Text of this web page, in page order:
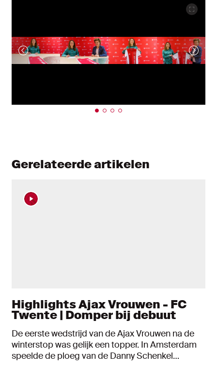
Gerelateerde artikelen
Highlights Ajax Vrouwen - FC
Twente | Domper bij debuut
De eerste wedstrijd van de Ajax Vrouwen na de
winterstop was gelijk een topper. In Amsterdam
speelde de ploeg van de Danny Schenkel